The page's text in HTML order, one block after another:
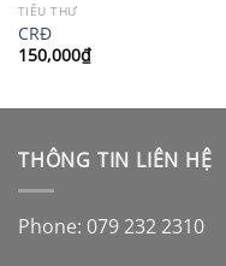
TIỂU THƯ
CRĐ
150,000₫
THÔNG TIN LIÊN HỆ
Phone: 079 232 2310